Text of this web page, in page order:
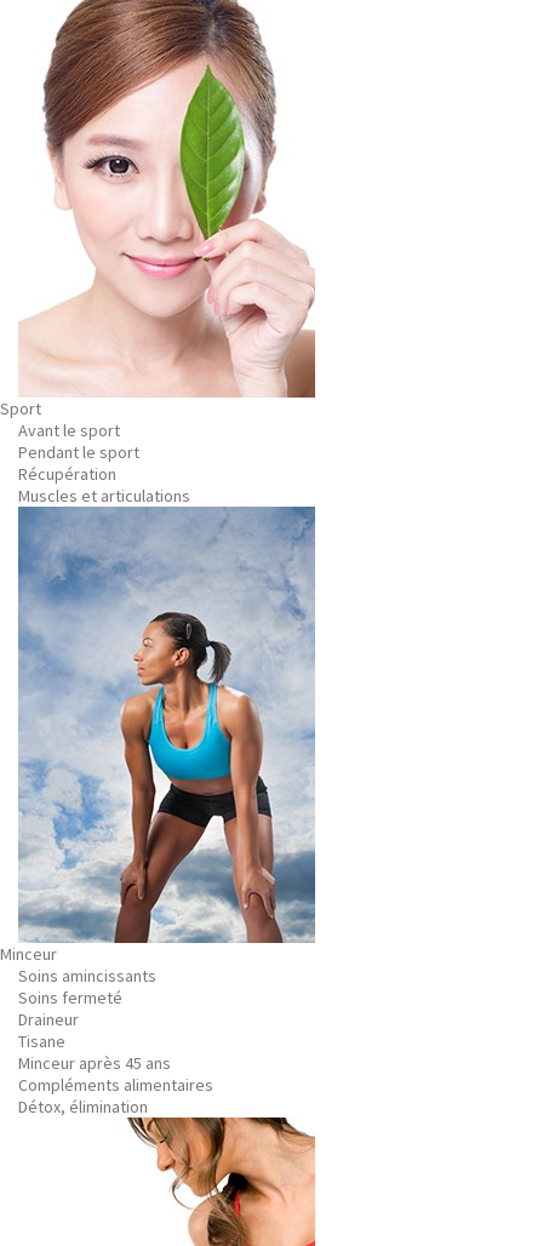
Sport
Avant le sport
Pendant le sport
Récupération
Muscles et articulations
Minceur
Soins amincissants
Soins fermeté
Draineur
Tisane
Minceur après 45 ans
Compléments alimentaires
Détox, élimination